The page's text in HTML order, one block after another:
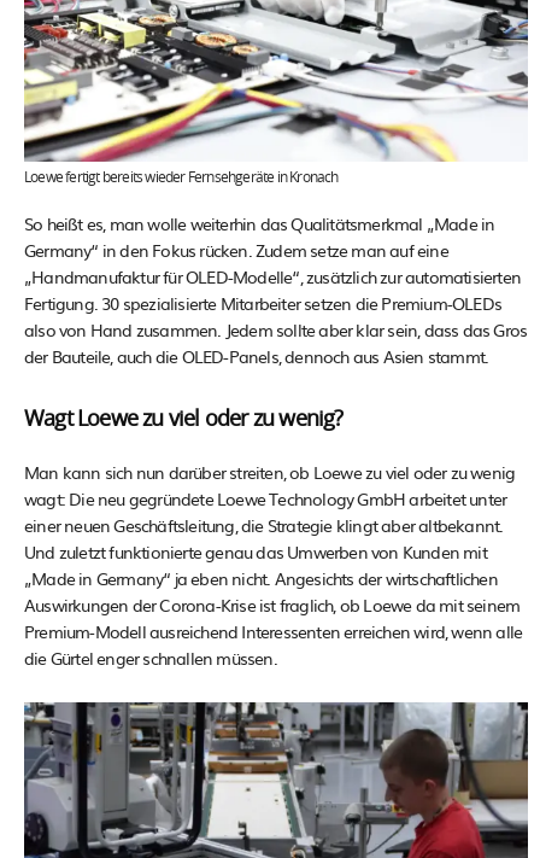
Loewe fertigt bereits wieder Fernsehgeräte in Kronach
So heißt es, man wolle weiterhin das Qualitätsmerkmal „Made in
Germany“ in den Fokus rücken. Zudem setze man auf eine
„Handmanufaktur für OLED-Modelle“, zusätzlich zur automatisierten
Fertigung. 30 spezialisierte Mitarbeiter setzen die Premium-OLEDs
also von Hand zusammen. Jedem sollte aber klar sein, dass das Gros
der Bauteile, auch die OLED-Panels, dennoch aus Asien stammt.
Wagt Loewe zu viel oder zu wenig?
Man kann sich nun darüber streiten, ob Loewe zu viel oder zu wenig
wagt: Die neu gegründete Loewe Technology GmbH arbeitet unter
einer neuen Geschäftsleitung, die Strategie klingt aber altbekannt.
Und zuletzt funktionierte genau das Umwerben von Kunden mit
„Made in Germany“ ja eben nicht. Angesichts der wirtschaftlichen
Auswirkungen der Corona-Krise ist fraglich, ob Loewe da mit seinem
Premium-Modell ausreichend Interessenten erreichen wird, wenn alle
die Gürtel enger schnallen müssen.